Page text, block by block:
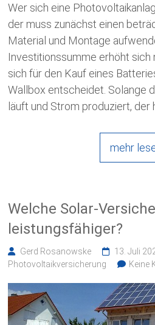
Wer sich eine
der muss zunächst einen
Material und Montage
Investitionssumme erhöht sich
sich für den Kauf eines
Wallbox entscheidet. Solange
läuft und Strom produziert,
mehr
Welche Solar-
leistungsfähiger?
Gerd Rosanowske 13. Juli
Photovoltaikversicherung
Keine